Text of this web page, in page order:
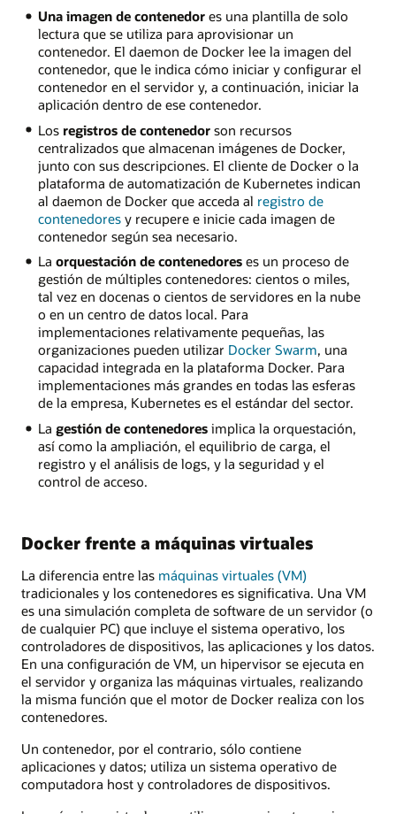
Una imagen de contenedores una plantilla de solo
lectura que se utiliza para aprovisionar un
contenedor. El daemon de Docker lee la imagen del
contenedor, que le indica cómo iniciar y configurar el
contenedor en el servidor y, a continuación, iniciar la
aplicación dentro de ese contenedor.
Los registros de contenedorson recursos
centralizados que almacenan imágenes de Docker,
junto con sus descripciones. El cliente de Docker o la
plataforma de automatización de Kubernetes indican
al daemon de Docker que acceda al registro de
contenedoresy recupere e inicie cada imagen de
contenedor según sea necesario.
La orquestación de contenedoreses un proceso de
gestión de múltiples contenedores: cientos o miles,
tal vez en docenas o cientos de servidores en la nube
o en un centro de datos local. Para
implementaciones relativamente pequeñas, las
organizaciones pueden utilizar Docker Swarm, una
capacidad integrada en la plataforma Docker. Para
implementaciones más grandes en todas las esferas
de la empresa, Kubernetes es el estándar del sector.
La gestión de contenedoresimplica la orquestación,
así como la ampliación, el equilibrio de carga, el
registro y el análisis de logs, y la seguridad y el
control de acceso.
Docker frente a máquinas virtuales
La diferencia entre las máquinas virtuales (VM)
tradicionales y los contenedores es significativa. Una VM
es una simulación completa de software de un servidor (o
de cualquier PC) que incluye el sistema operativo, los
controladores de dispositivos, las aplicaciones y los datos.
En una configuración de VM, un hipervisor se ejecuta en
el servidor y organiza las máquinas virtuales, realizando
la misma función que el motor de Docker realiza con los
contenedores.
Un contenedor, por el contrario, sólo contiene
aplicaciones y datos; utiliza un sistema operativo de
computadora host y controladores de dispositivos.